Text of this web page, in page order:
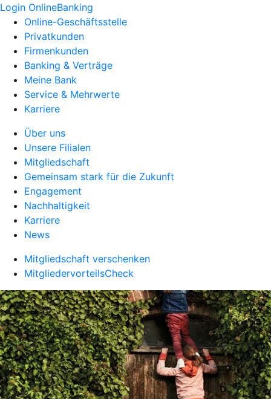
Login OnlineBanking
Online-Geschäftsstelle
Privatkunden
Firmenkunden
Banking & Verträge
Meine Bank
Service & Mehrwerte
Karriere
Über uns
Unsere Filialen
Mitgliedschaft
Gemeinsam stark für die Zukunft
Engagement
Nachhaltigkeit
Karriere
News
Mitgliedschaft verschenken
MitgliedervorteilsCheck